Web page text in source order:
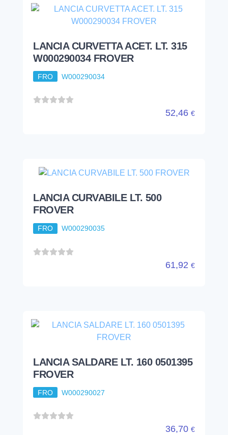
LANCIA CURVETTA ACET. LT. 315
W000290034 FROVER
FRO W000290034
52,46 €
LANCIA CURVABILE LT. 500
FROVER
FRO W000290035
61,92 €
LANCIA SALDARE LT. 160 0501395
FROVER
FRO W000290027
36,70 €